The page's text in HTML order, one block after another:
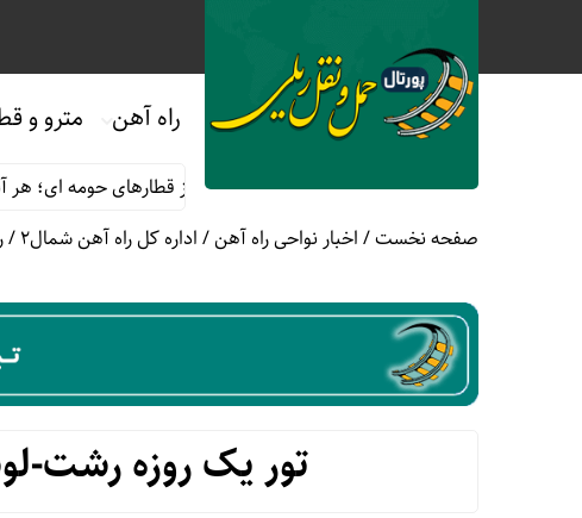
راه آهن مترو و
قوانین و مقررات استفاده از قطارهای حومه ای؛ هر آنچه مسافران
صفحه نخست/اخبار نواحی راه آهن/اداره کل راه آهن شمال2 /
تور یک روزه رشت-